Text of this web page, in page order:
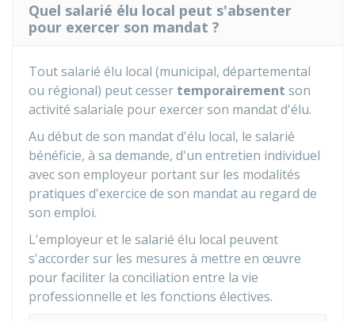
Quel salarié élu local peut s'absenter
pour exercer son mandat ?
Tout salarié élu local (municipal, départemental
ou régional) peut cesser temporairement son
activité salariale pour exercer son mandat d'élu.
Au début de son mandat d'élu local, le salarié
bénéficie, à sa demande, d'un entretien individuel
avec son employeur portant sur les modalités
pratiques d'exercice de son mandat au regard de
son emploi.
L'employeur et le salarié élu local peuvent
s'accorder sur les mesures à mettre en œuvre
pour faciliter la conciliation entre la vie
professionnelle et les fonctions électives.